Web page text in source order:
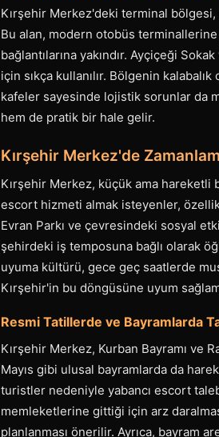
Kırşehir Merkez'deki terminal
Bu alan, modern otobüs
bağlantılarına yakındır. Ayçiçeği
için sıkça kullanılır. Bölgenin
kafeler sayesinde lojistik sorunlar da
hem de pratik bir hale gelir.
Kırşehir Merkez'de
Kırşehir Merkez, küçük ama hareketli
escort hizmeti almak isteyenler,
Evran Parkı ve çevresindeki sosyal
şehirdeki iş temposuna bağlı olarak
uyuma kültürü, gece geç saatlerde
Kırşehir'in bu döngüsüne uyum
Resmi Tatillerde ve Bayramlarda
Kırşehir Merkez, Kurban Bayramı ve
Mayıs gibi ulusal bayramlarda da
turistler nedeniyle yabancı escort
memleketlerine gittiği için arz
planlanması önerilir. Ayrıca, bayram